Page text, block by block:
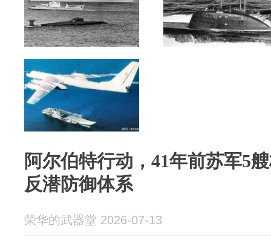
阿尔伯特行动，41年前苏军5
反潜防御体系
荣华的武器堂 2026-07-13